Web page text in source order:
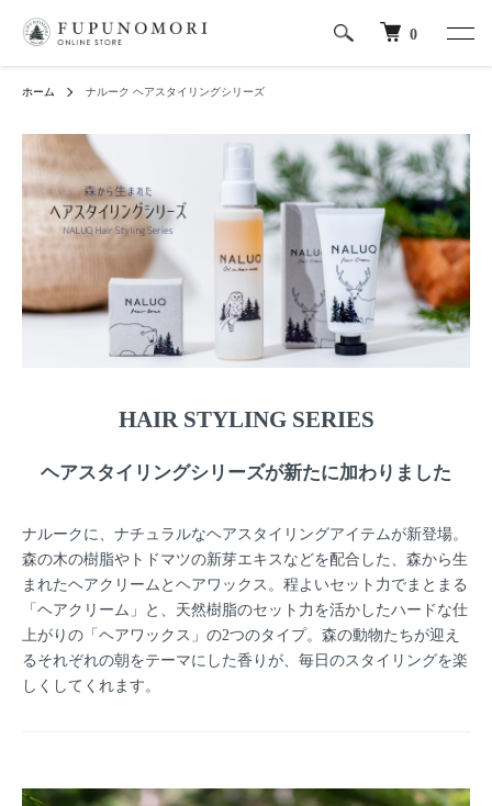
0
ホーム ナルーク ヘアスタイリングシリーズ
HAIR STYLING SERIES
ヘアスタイリングシリーズが新たに加わりました
ナルークに、ナチュラルなヘアスタイリングアイテムが新登場。
森の木の樹脂やトドマツの新芽エキスなどを配合した、森から生
まれたヘアクリームとヘアワックス。程よいセット力でまとまる
「ヘアクリーム」と、天然樹脂のセット力を活かしたハードな仕
上がりの「ヘアワックス」の2つのタイプ。森の動物たちが迎え
るそれぞれの朝をテーマにした香りが、毎日のスタイリングを楽
しくしてくれます。